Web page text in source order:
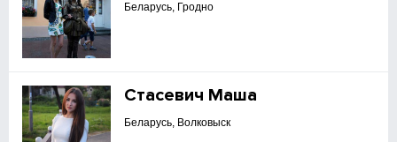
Беларусь, Гродно
Стасевич Маша
Беларусь, Волковыск